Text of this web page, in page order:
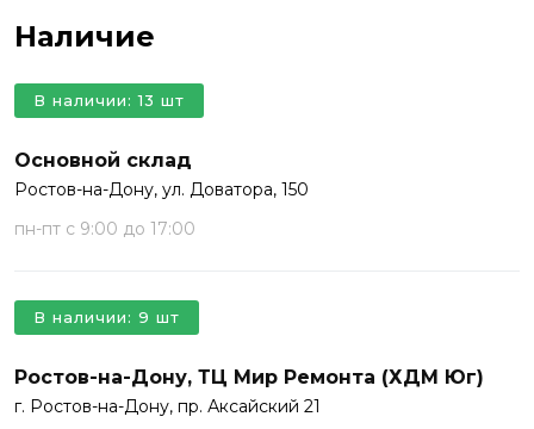
Наличие
Основной склад
Ростов-на-Дону, ул. Доватора, 150
пн-пт с 9:00 до 17:00
В наличии: 13 шт
Ростов-на-Дону, ТЦ Мир Ремонта (ХДМ Юг)
г. Ростов-на-Дону, пр. Аксайский 21
В наличии: 9 шт